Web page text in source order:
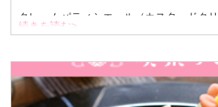
クレームパティシエール（カスタードク
って上にたっぷりの苺
続きを読む>